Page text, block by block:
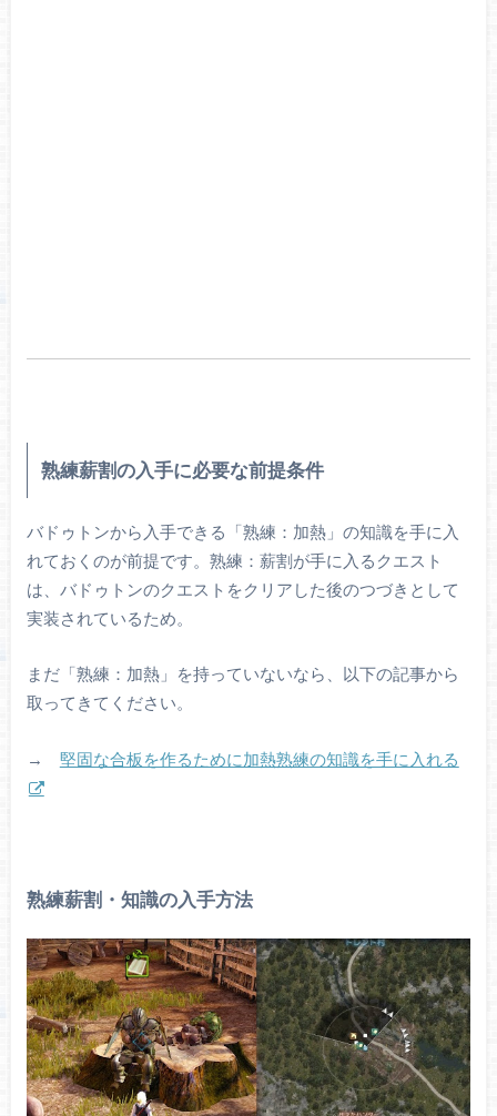
熟練薪割の入手に必要な前提条件
バドゥトンから入手できる「熟練：加熱」の知識を手に入
れておくのが前提です。熟練：薪割が手に入るクエスト
は、バドゥトンのクエストをクリアした後のつづきとして
実装されているため。
まだ「熟練：加熱」を持っていないなら、以下の記事から
取ってきてください。
→ 堅固な合板を作るために加熱熟練の知識を手に入れる
熟練薪割・知識の入手方法